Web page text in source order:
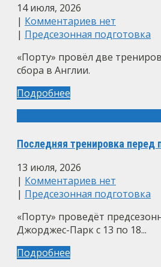
14 июля, 2026
| Комментариев нет
| Предсезонная подготовка
«Порту» провёл две
сбора в Англии.
Подробнее
Последняя тренировка перед
13 июля, 2026
| Комментариев нет
| Предсезонная подготовка
«Порту» проведёт
Джорджес-Парк с 13 по 18...
Подробнее